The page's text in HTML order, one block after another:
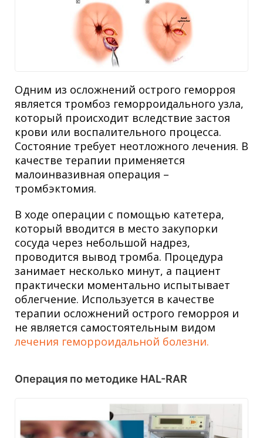
Одним из осложнений острого геморроя
является тромбоз геморроидального узла,
который происходит вследствие застоя
крови или воспалительного процесса.
Состояние требует неотложного лечения. В
качестве терапии применяется
малоинвазивная операция –
тромбэктомия.
В ходе операции с помощью катетера,
который вводится в место закупорки
сосуда через небольшой надрез,
проводится вывод тромба. Процедура
занимает несколько минут, а пациент
практически моментально испытывает
облегчение. Используется в качестве
терапии осложнений острого геморроя и
не является самостоятельным видом
лечения геморроидальной болезни.
Операция по методике HAL-RAR